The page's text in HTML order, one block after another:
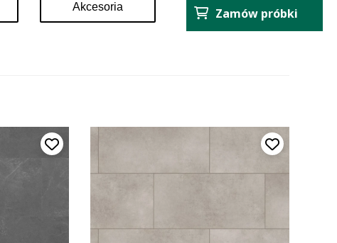
Italiano
Svenska
Akcesoria
Dodaj do ulubionych Dodaj do
Zamów próbki